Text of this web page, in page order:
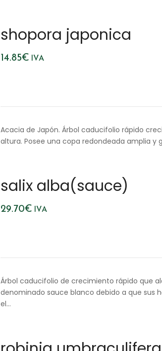
shopora japonica
14.85€ IVA
Acacia de Japón. Árbol caducifolio rápido
altura. Posee una copa redondeada amplia y
salix alba(sauce)
29.70€ IVA
Árbol caducifolio de crecimiento rápido que
denominado sauce blanco debido a que sus
el…